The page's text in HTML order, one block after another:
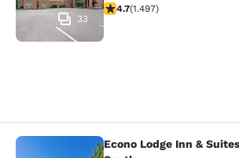
33
4.72-Sterne-Bewertung.
4.7(1.497)
Econo Lodge Inn &
Econo Lodge Inn &